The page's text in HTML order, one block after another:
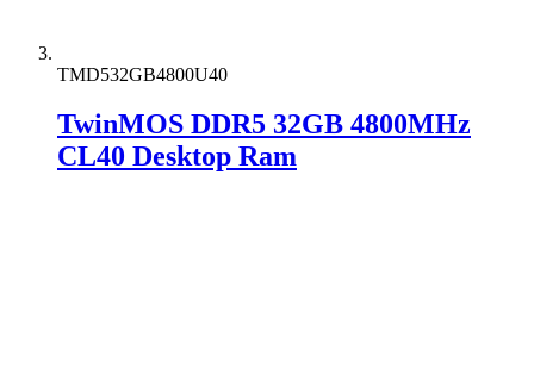
TMD532GB4800U40
TwinMOS DDR5 32GB 4800MHz
CL40 Desktop Ram